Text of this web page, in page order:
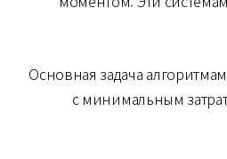
Основная задача
с минимальным